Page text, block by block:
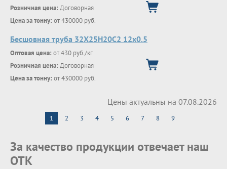
Розничная цена: Договорная
Цена за тонну: от 430000 руб.
Бесшовная труба 32Х25Н20С2 12х0.5
Оптовая цена: от 430 руб./кг
Розничная цена: Договорная
Цена за тонну: от 430000 руб.
Цены актуальны на 07.08.2026
1 2 3 4 5 6 7 8 9
За качество продукции отвечает наш
ОТК